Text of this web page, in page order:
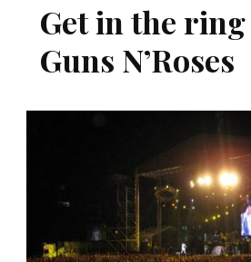
Get in the
Guns N’Roses